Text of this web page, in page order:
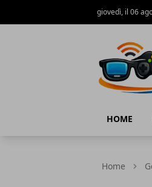
giovedì, il 06
HOME
Home